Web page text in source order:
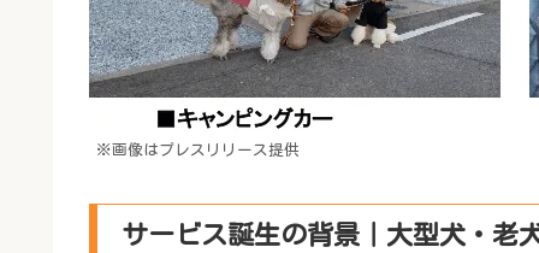
※画像はプレスリリース提供
サービス誕生の背景｜大型犬・老